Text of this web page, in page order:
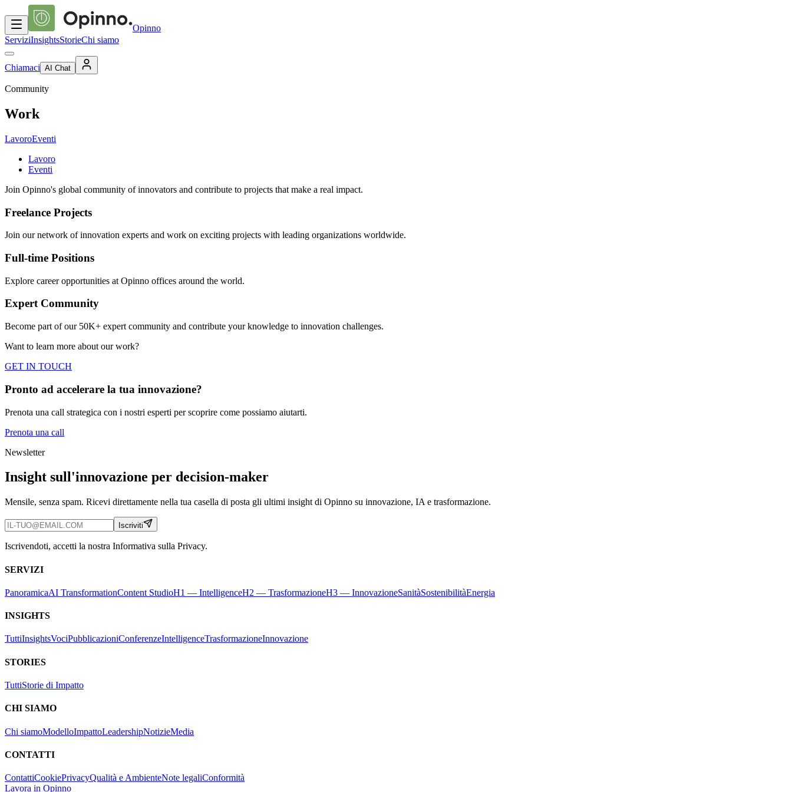
Opinno
ServiziInsightsStorieChi siamo
Chiamaci AI Chat
Community
Work
LavoroEventi
Lavoro
Eventi
Join Opinno's global community of innovators and contribute to projects that make a real impact.
Freelance Projects
Join our network of innovation experts and work on exciting projects with leading organizations worldwide.
Full-time Positions
Explore career opportunities at Opinno offices around the world.
Expert Community
Become part of our 50K+ expert community and contribute your knowledge to innovation challenges.
Want to learn more about ourwork?
GET IN TOUCH
Pronto ad accelerare la tua innovazione?
Prenota una call strategica con i nostri esperti per scoprire come possiamo aiutarti.
Prenota una call
Newsletter
Insight sull'innovazione per decision-maker
Mensile, senza spam. Ricevi direttamente nella tua casella di posta gli ultimi insight di Opinno su innovazione, IA e trasformazione.
Iscriviti
Iscrivendoti, accetti la nostra Informativa sulla Privacy.
SERVIZI
PanoramicaAI TransformationContent StudioH1 — IntelligenceH2 — TrasformazioneH3 — InnovazioneSanitàSostenibilitàEnergia
INSIGHTS
TuttiInsightsVociPubblicazioniConferenzeIntelligenceTrasformazioneInnovazione
STORIES
TuttiStorie di Impatto
CHI SIAMO
Chi siamoModelloImpattoLeadershipNotizieMedia
CONTATTI
ContattiCookiePrivacyQualità e AmbienteNote legaliConformità
Lavora in Opinno